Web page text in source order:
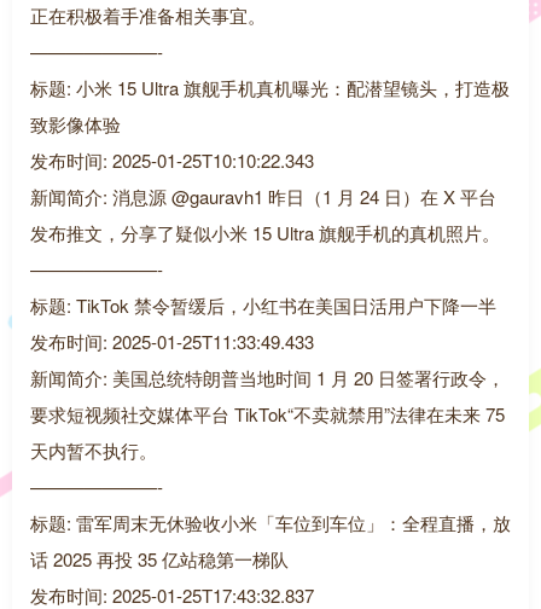
正在积极着手准备相关事宜。
———————-
标题: 小米 15 Ultra 旗舰手机真机曝光：配潜望镜头，打造极
致影像体验
发布时间: 2025-01-25T10:10:22.343
新闻简介: 消息源 @gauravh1 昨日（1 月 24 日）在 X 平台
发布推文，分享了疑似小米 15 Ultra 旗舰手机的真机照片。
———————-
标题: TikTok 禁令暂缓后，小红书在美国日活用户下降一半
发布时间: 2025-01-25T11:33:49.433
新闻简介: 美国总统特朗普当地时间 1 月 20 日签署行政令，
要求短视频社交媒体平台 TikTok“不卖就禁用”法律在未来 75
天内暂不执行。
———————-
标题: 雷军周末无休验收小米「车位到车位」：全程直播，放
话 2025 再投 35 亿站稳第一梯队
发布时间: 2025-01-25T17:43:32.837